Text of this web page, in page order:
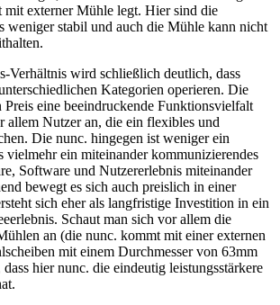
externer Mühle legt. Hier sind die
weniger stabil und auch die Mühle kann nicht
Verhältnis wird schließlich deutlich, dass
Kategorien operieren. Die
eine beeindruckende Funktionsvielfalt
allem Nutzer an, die ein flexibles und
Die nunc. hingegen ist weniger ein
vielmehr ein miteinander kommunizierendes
Software und Nutzererlebnis miteinander
bewegt es sich auch preislich in einer
sich eher als langfristige Investition in ein
Schaut man sich vor allem die
an (die nunc. kommt mit einer externen
mit einem Durchmesser von 63mm
hier nunc. die eindeutig leistungsstärkere